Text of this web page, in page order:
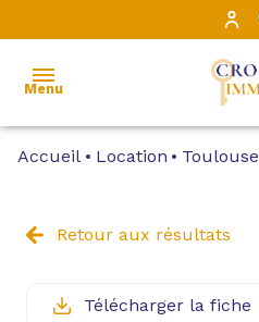
Menu
L’ÉQUIPE
Accueil Location Toulouse
Retour aux résultats
Télécharger la fiche